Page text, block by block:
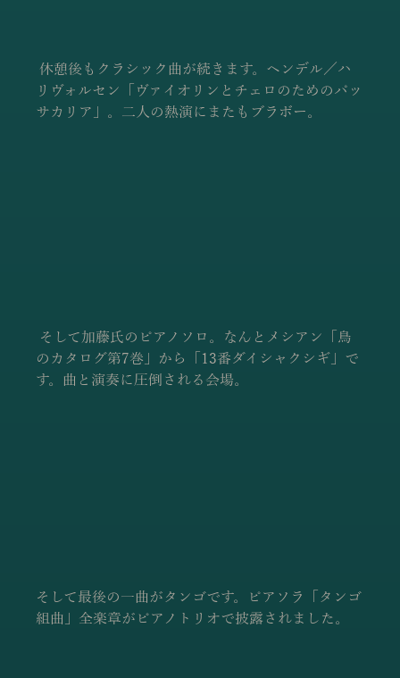
休憩後もクラシック曲が続きます。ヘンデル／ハ
リヴォルセン「ヴァイオリンとチェロのためのパッ
サカリア」。二人の熱演にまたもブラボー。
のカタログ第7巻」から「13番ダイシャクシギ」で
す。曲と演奏に圧倒される会場。
そして最後の一曲がタンゴです。ピアソラ「タンゴ
組曲」全楽章がピアノトリオで披露されました。